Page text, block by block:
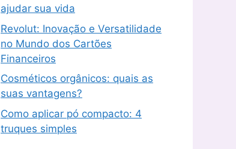
ajudar sua vida
Revolut: Inovação e Versatilidade
no Mundo dos Cartões
Financeiros
Cosméticos orgânicos: quais as
suas vantagens?
Como aplicar pó compacto: 4
truques simples